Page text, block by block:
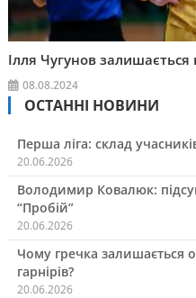
Ілля Чугунов залишається
08.08.2024
ОСТАННІ НОВИНИ
Перша ліга: склад
20.06.2026
Володимир Ковалюк:
“Пробій”
20.06.2026
Чому гречка залишається
гарнірів?
20.06.2026